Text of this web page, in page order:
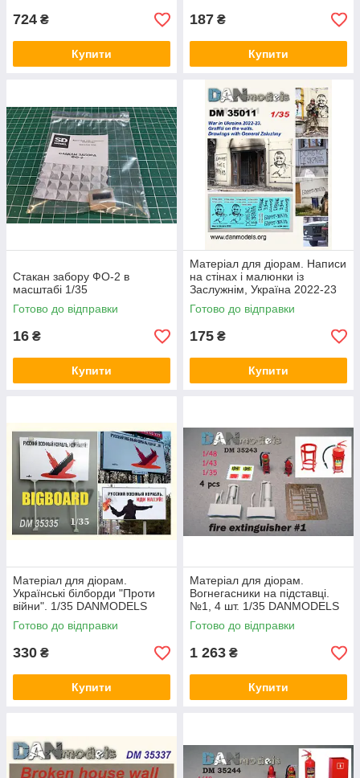
724 ₴
Купити
187 ₴
Купити
Стакан забору ФО-2 в
масштабі 1/35
Готово до відправки
16 ₴
Купити
Матеріал для діорам. Написи
на стінах і малюнки із
Заслужнім, Україна 2022-23
рр. 1/35 DANMODELS
DM35011
Готово до відправки
175 ₴
Купити
Матеріал для діорам.
Українські білборди "Проти
війни". 1/35 DANMODELS
DM35335
Готово до відправки
330 ₴
Купити
Матеріал для діорам.
Вогнегасники на підставці.
№1, 4 шт. 1/35 DANMODELS
DM35243
Готово до відправки
1 263 ₴
Купити